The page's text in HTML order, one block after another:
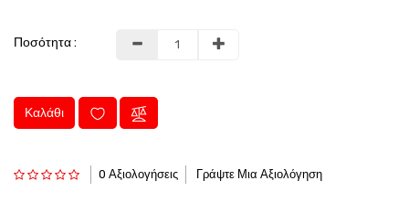
Ποσότητα :
Καλάθι
0 Αξιολογήσεις Γράψτε Μια Αξιολόγηση